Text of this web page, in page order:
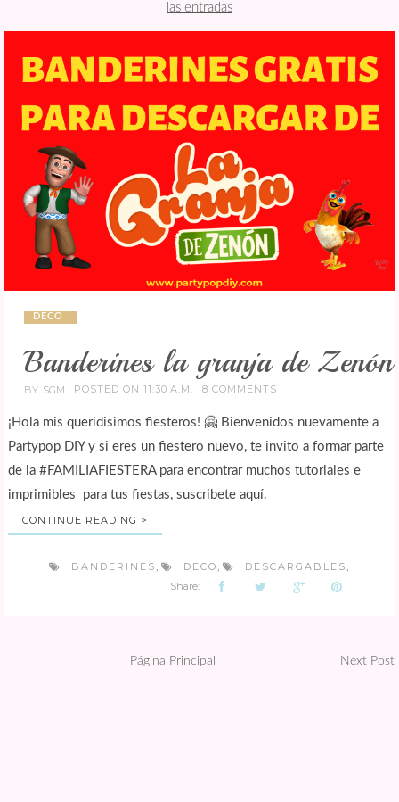
las entradas
DECO
Banderines la granja de Zenón
BY SGM POSTED ON 11:30 A.M. 8 COMMENTS
¡Hola mis queridisimos fiesteros! 🤗 Bienvenidos nuevamente a
Partypop DIY y si eres un fiestero nuevo, te invito a formar parte
de la #FAMILIAFIESTERA para encontrar muchos tutoriales e
imprimibles para tus fiestas, suscribete aquí.
CONTINUE READING >
BANDERINES DECO DESCARGABLES
Share:
Página Principal Next Post